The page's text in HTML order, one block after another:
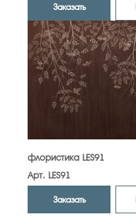
Заказать
флористика LES91
Арт. LES91
Заказать